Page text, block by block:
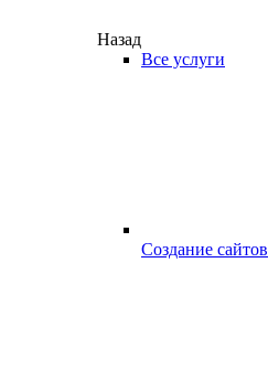
Назад
Все услуги
Создание сайтов